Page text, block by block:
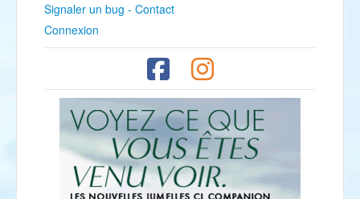
Signaler un bug - Contact
Connexion